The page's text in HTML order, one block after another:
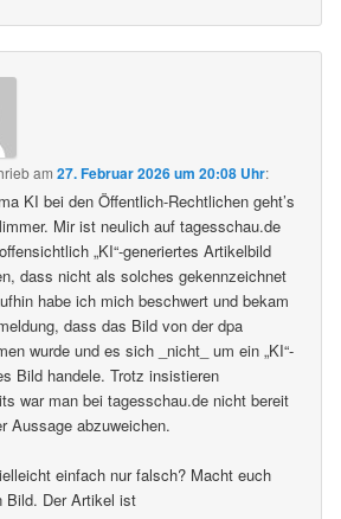
am27. Februar 2026 um 20:08 Uhr:
KI bei den Öffentlich-Rechtlichen geht’s
Mir ist neulich auf tagesschau.de
„KI“-generiertes Artikelbild
dass nicht als solches gekennzeichnet
habe ich mich beschwert und bekam
dass das Bild von der dpa
wurde und es sich _nicht_ um ein „KI“-
Bild handele. Trotz insistieren
war man bei tagesschau.de nicht bereit
Aussage abzuweichen.
einfach nur falsch? Macht euch
Bild. Der Artikel ist